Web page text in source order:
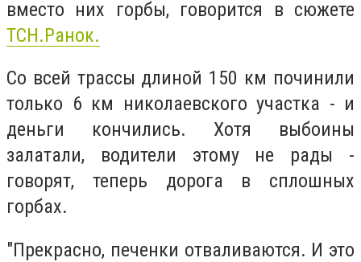
вместо них горбы, говорится в сюжете
ТСН.Ранок.
Со всей трассы длиной 150 км починили
только 6 км николаевского участка - и
деньги кончились. Хотя выбоины
залатали, водители этому не рады -
говорят, теперь дорога в сплошных
горбах.
"Прекрасно, печенки отваливаются. И это